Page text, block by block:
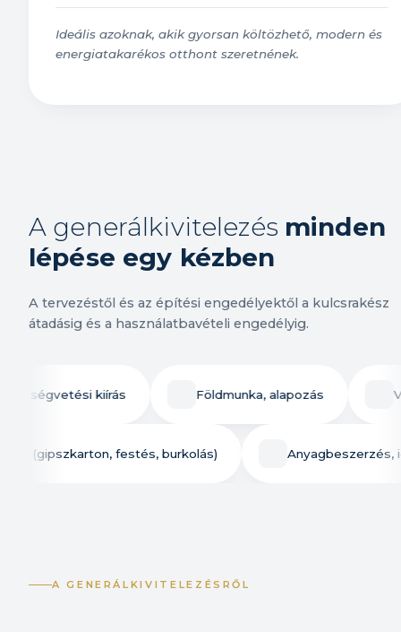
Ideális azoknak, akik gyorsan költözhető, modern és
energiatakarékos otthont szeretnének.
A generálkivitelezés minden
lépése egy kézben
A tervezéstől és az építési engedélyektől a kulcsrakész
átadásig és a használatbavételi engedélyig.
kiírás Földmunka, alapozás Víz-,
(gipszkarton, festés, burkolás)
A GENERÁLKIVITELEZÉSRŐL